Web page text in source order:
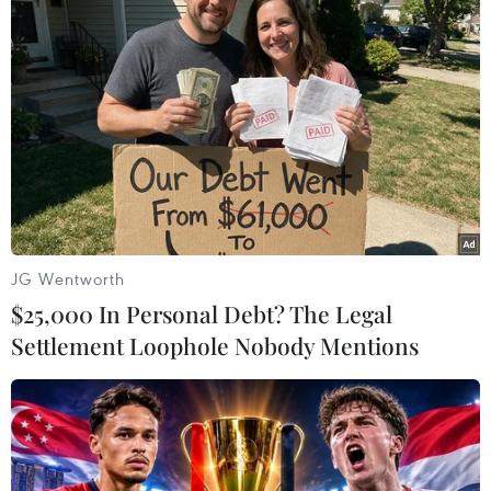
này xảy ra.”
(Vietnam+)
#Bãi Dài #Du khách #Cá heo #Cứ hộ
JG Wentworth
$25,000 In Personal Debt? The Legal
Settlement Loophole Nobody Mentions